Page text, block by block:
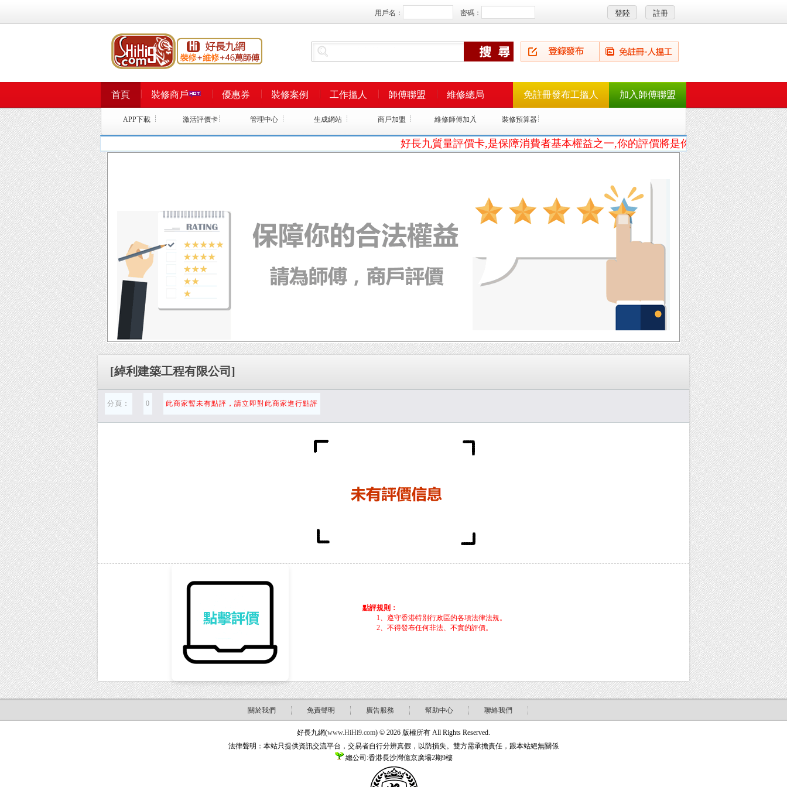
用戶名： 密碼：
首頁 裝修商戶 優惠券 裝修案例 工作搵人 師傅聯盟 維修總局 加入師傅聯盟
免註冊發布工搵人
APP下載 激活評價卡 管理中心 生成網站 商戶加盟 維修師傅加入 裝修預算器
好長九質量評價卡,是保障消費者基本權益之一,你的評價將是你的[尚方寶劍]
[綽利建築工程有限公司]
分頁： 0 此商家暫未有點評，請立即對此商家進行點評
點評規則：
1、遵守香港特別行政區的各項法律法規。
2、不得發布任何非法、不實的評價。
關於我們 免責聲明 廣告服務 幫助中心 聯絡我們
好長九網(www.HiHi9.com) © 2026 版權所有 All Rights Reserved.
法律聲明：本站只提供資訊交流平台，交易者自行分辨真假，以防損失。雙方需承擔責任，跟本站絕無關係
總公司:香港長沙灣億京廣場2期9樓